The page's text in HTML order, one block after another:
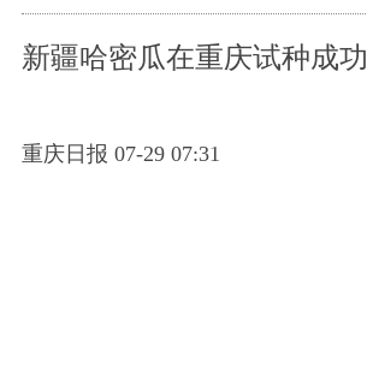
新疆哈密瓜在重庆试种成功
重庆日报 07-29 07:31